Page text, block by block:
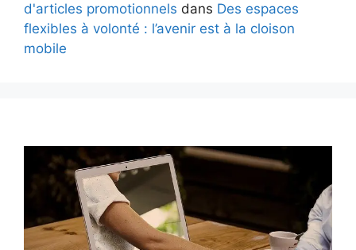
d'articles promotionnels dans Des espaces
flexibles à volonté : l’avenir est à la cloison
mobile